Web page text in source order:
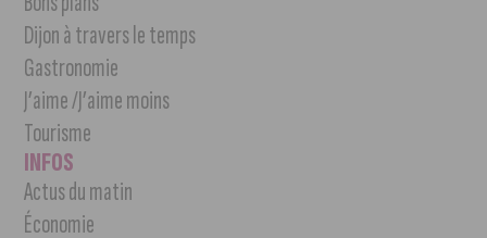
Dijon à travers le temps
Gastronomie
J’aime /J’aime moins
Tourisme
INFOS
Actus du matin
Économie